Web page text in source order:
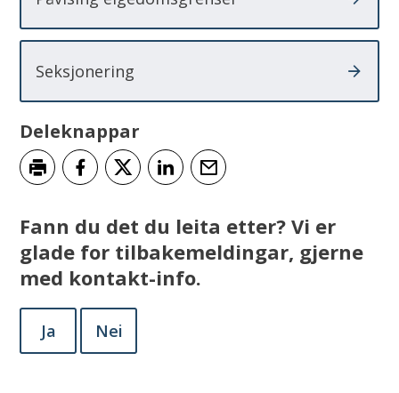
Seksjonering
Deleknappar
Fann du det du leita etter? Vi er
glade for tilbakemeldingar, gjerne
med kontakt-info.
Ja Nei